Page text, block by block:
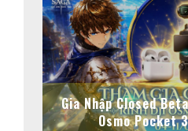
Gia Nhập Closed
Osmo Pocket